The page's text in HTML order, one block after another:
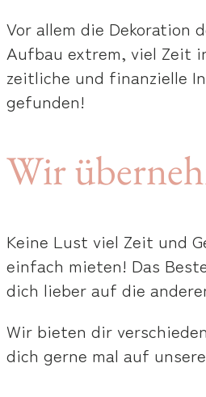
Vor allem die Dekoration
Aufbau extrem, viel Zeit
zeitliche und finanzielle
gefunden!
Wir
Keine Lust viel Zeit und
einfach mieten! Das
dich lieber auf die
Wir bieten dir
dich gerne mal auf